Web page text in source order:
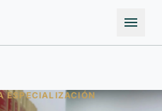

ESPECIALIZACIÓN